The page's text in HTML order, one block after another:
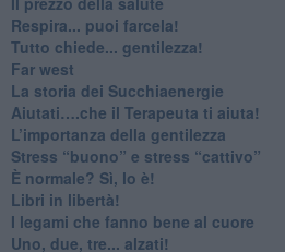
​Respira... puoi farcela!
​Tutto chiede... gentilezza!
​Far west
​La storia dei Succhiaenergie
​Aiutati….che il Terapeuta ti aiuta!
​L’importanza della gentilezza
​Stress “buono” e stress “cattivo”
​È normale? Sì, lo è!
​Libri in libertà!
​I legami che fanno bene al cuore
Uno, due, tre... alzati!​